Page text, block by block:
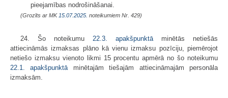
pieejamības nodrošināšanai.
(Grozīts ar MK 15.07.2025. noteikumiem Nr. 429)
24. Šo noteikumu 22.3. apakšpunktā minētās netiešās
attiecināmās izmaksas plāno kā vienu izmaksu pozīciju, piemērojot
netiešo izmaksu vienoto likmi 15 procentu apmērā no šo noteikumu
22.1. apakšpunktā minētajām tiešajām attiecināmajām personāla
izmaksām.